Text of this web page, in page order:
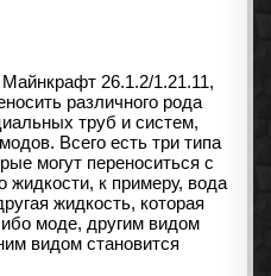
26.1.2/1.21.11,
различного рода
труб и систем,
Всего есть три типа
могут переноситься с
к примеру, вода
жидкость, которая
моде, другим видом
видом становится